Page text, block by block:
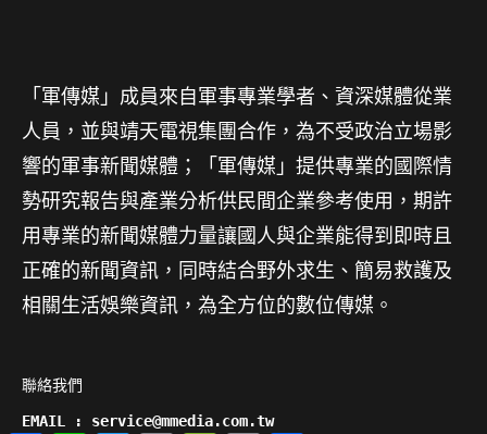
「軍傳媒」成員來自軍事專業學者、資深媒體從業
人員，並與靖天電視集團合作，為不受政治立場影
響的軍事新聞媒體；「軍傳媒」提供專業的國際情
勢研究報告與產業分析供民間企業參考使用，期許
用專業的新聞媒體力量讓國人與企業能得到即時且
正確的新聞資訊，同時結合野外求生、簡易救護及
相關生活娛樂資訊，為全方位的數位傳媒。
聯絡我們
EMAIL : service@mmedia.com.tw